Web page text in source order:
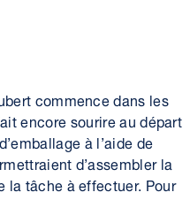
commence dans les
encore sourire au départ
à l’aide de
d’assembler la
la tâche à effectuer. Pour